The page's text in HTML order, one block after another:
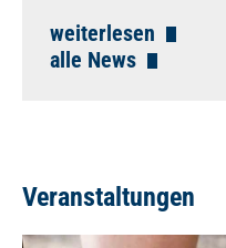
weiterlesen
alle News
Veranstaltungen